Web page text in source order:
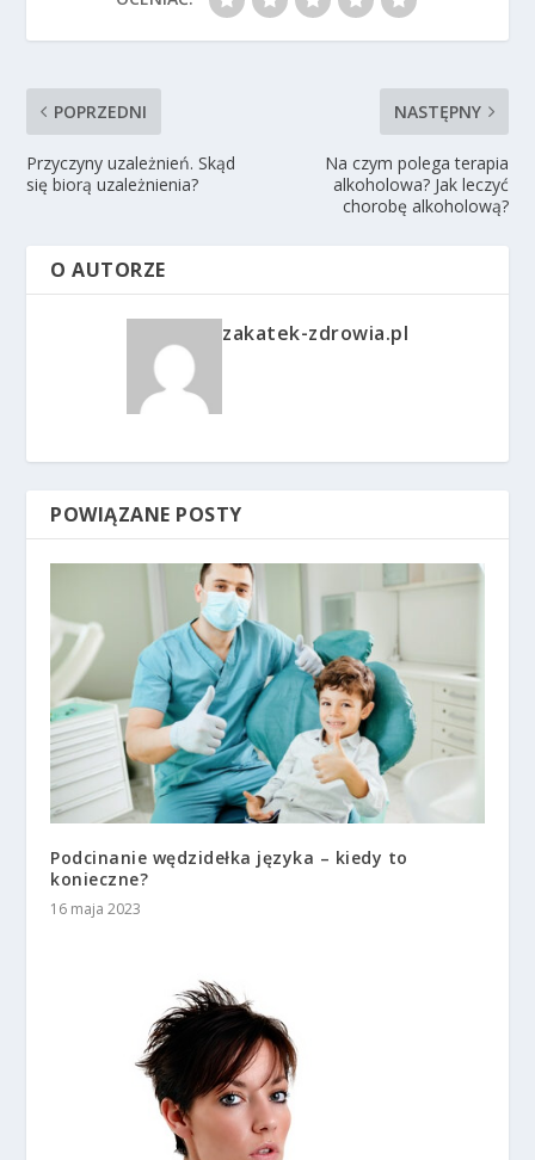
POPRZEDNI
Przyczyny uzależnień. Skąd
się biorą uzależnienia?
NASTĘPNY
Na czym polega terapia
alkoholowa? Jak leczyć
chorobę alkoholową?
O AUTORZE
zakatek-zdrowia.pl
POWIĄZANE POSTY
Podcinanie wędzidełka języka – kiedy to
konieczne?
16 maja 2023